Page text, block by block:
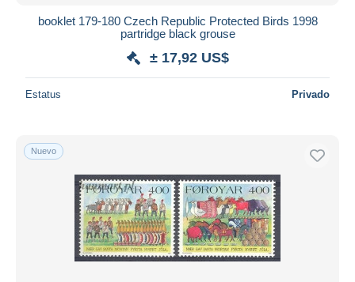
booklet 179-180 Czech Republic Protected Birds 1998
partridge black grouse
± 17,92 US$
Estatus Privado
Nuevo